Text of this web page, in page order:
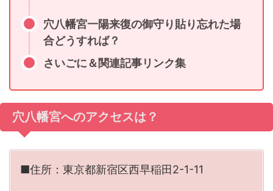
穴八幡宮一陽来復の御守り貼り忘れた場
合どうすれば？
さいごに＆関連記事リンク集
穴八幡宮へのアクセスは？
■住所：東京都新宿区西早稲田2-1-11